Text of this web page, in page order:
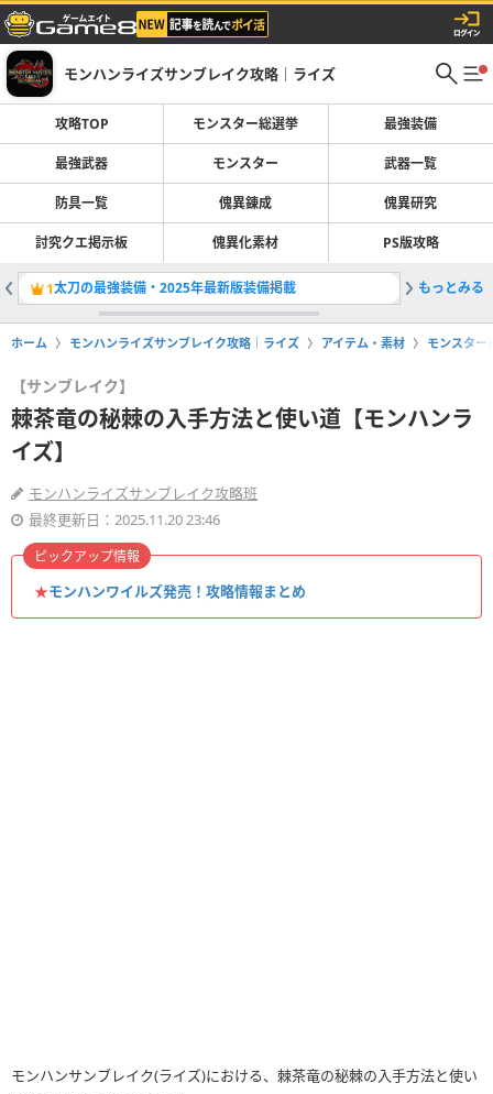
モンハンライズサンブレイク攻略｜ライズ
攻略TOP モンスター総選挙 最強装備
最強武器 モンスター 武器一覧
防具一覧 傀異錬成 傀異研究
討究クエ掲示板 傀異化素材 PS版攻略
1太刀の最強装備・2025年最新版装備掲載 2寒冷群
もっとみる
ホーム モンハンライズサンブレイク攻略｜ライズ アイテム・素材 モンスター
【サンブレイク】
棘茶竜の秘棘の入手方法と使い道【モンハンラ
イズ】
モンハンライズサンブレイク攻略班
最終更新日：2025.11.20 23:46
★モンハンワイルズ発売！攻略情報まとめ
ピックアップ情報
モンハンサンブレイク(ライズ)における、棘茶竜の秘棘の入手方法と使い